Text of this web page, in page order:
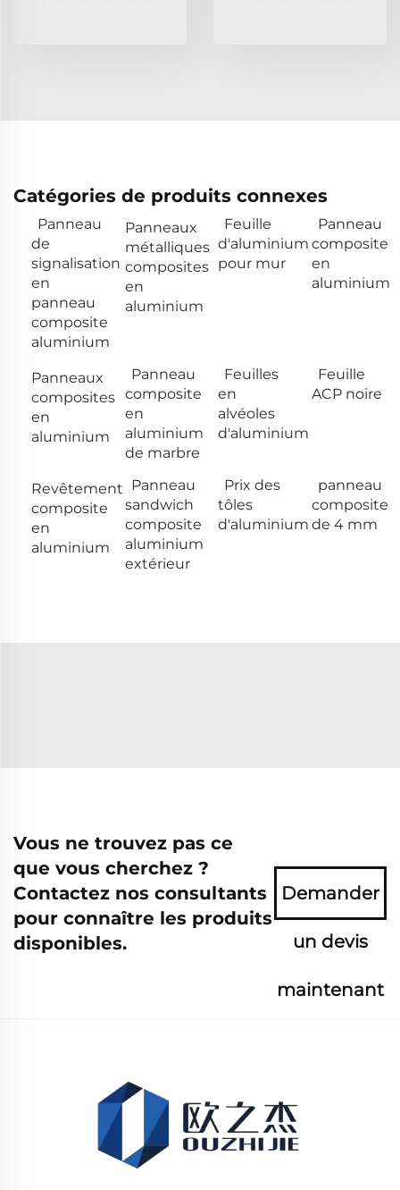
Catégories de produits connexes
Panneau
de
signalisation
en
panneau
composite
aluminium
Panneaux
métalliques
composites
en
aluminium
Feuille
d'aluminium
pour mur
Panneau
composite
en
aluminium
Panneaux
composites
en
aluminium
Panneau
composite
en
aluminium
de marbre
Feuilles
en
alvéoles
d'aluminium
Feuille
ACP noire
Revêtement
composite
en
aluminium
Panneau
sandwich
composite
aluminium
extérieur
Prix des
tôles
d'aluminium
panneau
composite
de 4 mm
Vous ne trouvez pas ce
que vous cherchez ?
Contactez nos consultants
pour connaître les produits
disponibles.
Demander
un devis
maintenant